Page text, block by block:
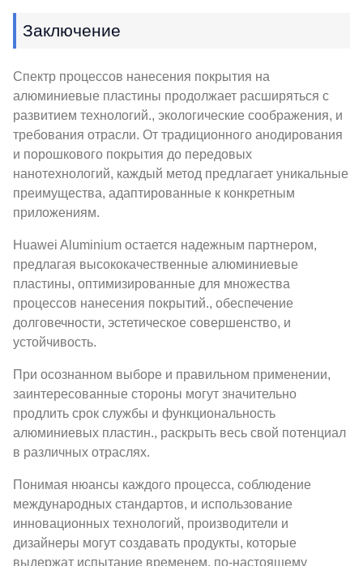
Заключение
Спектр процессов нанесения покрытия на
алюминиевые пластины продолжает расширяться с
развитием технологий., экологические соображения, и
требования отрасли. От традиционного анодирования
и порошкового покрытия до передовых
нанотехнологий, каждый метод предлагает уникальные
преимущества, адаптированные к конкретным
приложениям.
Huawei Aluminium остается надежным партнером,
предлагая высококачественные алюминиевые
пластины, оптимизированные для множества
процессов нанесения покрытий., обеспечение
долговечности, эстетическое совершенство, и
устойчивость.
При осознанном выборе и правильном применении,
заинтересованные стороны могут значительно
продлить срок службы и функциональность
алюминиевых пластин., раскрыть весь свой потенциал
в различных отраслях.
Понимая нюансы каждого процесса, соблюдение
международных стандартов, и использование
инновационных технологий, производители и
дизайнеры могут создавать продукты, которые
выдержат испытание временем, по-настоящему